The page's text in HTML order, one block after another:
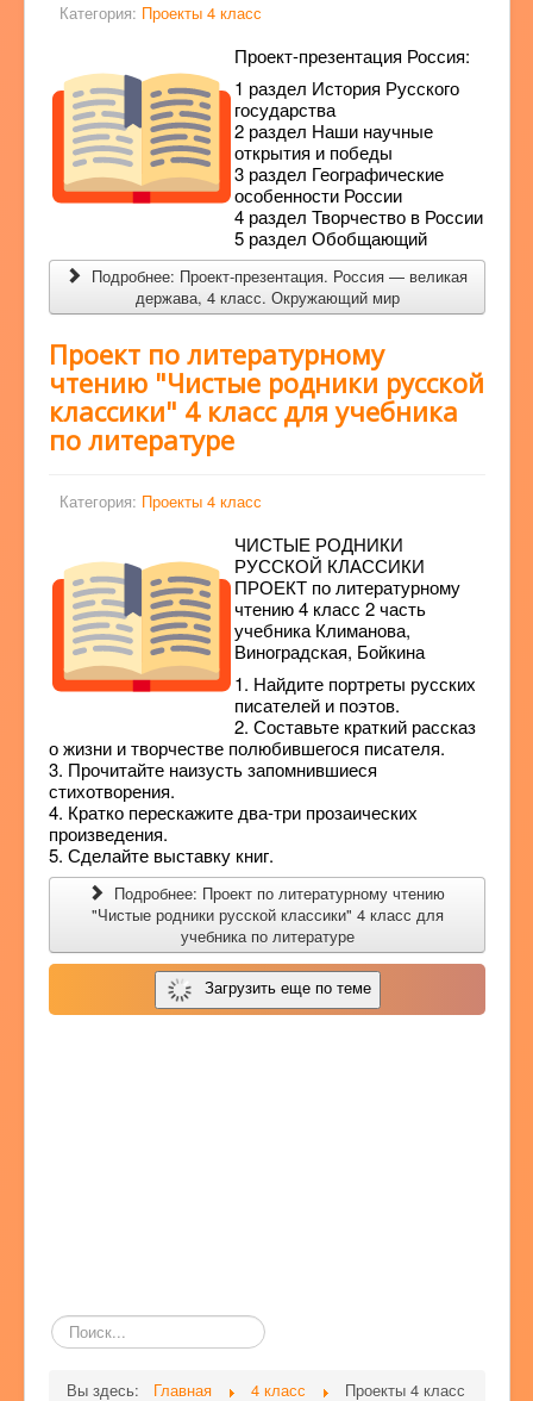
Категория: Проекты 4 класс
Проект-презентация Россия:
1 раздел История Русского
государства
2 раздел Наши научные
открытия и победы
3 раздел Географические
особенности России
4 раздел Творчество в России
5 раздел Обобщающий
Подробнее: Проект-презентация. Россия — великая
держава, 4 класс. Окружающий мир
Проект по литературному
чтению "Чистые родники русской
классики" 4 класс для учебника
по литературе
Категория: Проекты 4 класс
ЧИСТЫЕ РОДНИКИ
РУССКОЙ КЛАССИКИ
ПРОЕКТ по литературному
чтению 4 класс 2 часть
учебника Климанова,
Виноградская, Бойкина
1. Найдите портреты русских
писателей и поэтов.
2. Составьте краткий рассказ
о жизни и творчестве полюбившегося писателя.
3. Прочитайте наизусть запомнившиеся
стихотворения.
4. Кратко перескажите два-три прозаических
произведения.
5. Сделайте выставку книг.
Подробнее: Проект по литературному чтению
"Чистые родники русской классики" 4 класс для
учебника по литературе
Загрузить еще по теме
Поиск
по
Вы здесь:
Главная 4 класс Проекты 4 класс